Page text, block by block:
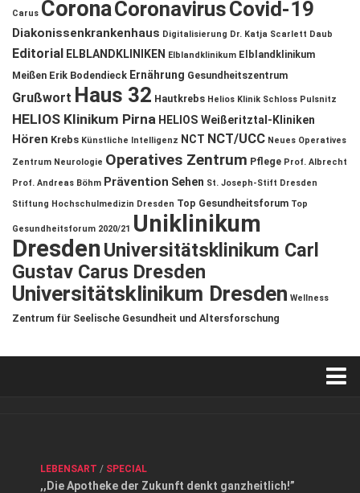
Carus CoronaCoronavirusCovid-19
Diakonissenkrankenhaus Digitalisierung Dr. Katja Scarlett Daub
Editorial ELBLANDKLINIKEN Elblandklinikum Elblandklinikum
Meißen Erik Bodendieck Ernährung Gesundheitszentrum
Grußwort Haus 32 Hautkrebs Helios Klinik Schloss Pulsnitz
HELIOS Klinikum Pirna HELIOS Weißeritztal-Kliniken
Hören Krebs Künstliche Intelligenz NCT NCT/UCC Neues Operatives
Zentrum Neurologie Operatives Zentrum Pflege Prof. Albrecht
Prof. Andreas Böhm Prävention Sehen St. Joseph-Stift Dresden
Stiftung Hochschulmedizin Dresden Top Gesundheitsforum Top
Gesundheitsforum 2020/21 Uniklinikum
DresdenUniversitätsklinikum Carl
Gustav Carus Dresden
Universitätsklinikum Dresden Wellness
Zentrum für Seelische Gesundheit und Altersforschung
Datenschutzerklärung
LEBENSART / SPECIAL
,,Die Apotheke der Zukunft denkt ganzheitlich!”